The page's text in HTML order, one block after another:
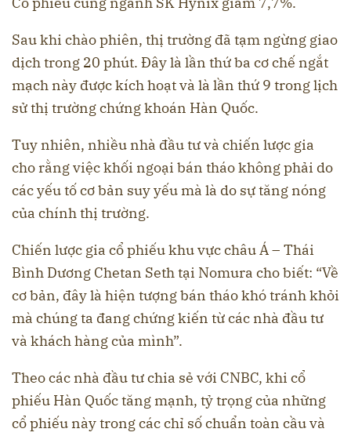
Sau khi chào phiên, thị trường đã tạm ngừng giao
dịch trong 20 phút. Đây là lần thứ ba cơ chế ngắt
mạch này được kích hoạt và là lần thứ 9 trong lịch
sử thị trường chứng khoán Hàn Quốc.
Tuy nhiên, nhiều nhà đầu tư và chiến lược gia
cho rằng việc khối ngoại bán tháo không phải do
các yếu tố cơ bản suy yếu mà là do sự tăng nóng
của chính thị trường.
Chiến lược gia cổ phiếu khu vực châu Á – Thái
Bình Dương Chetan Seth tại Nomura cho biết: “Về
cơ bản, đây là hiện tượng bán tháo khó tránh khỏi
mà chúng ta đang chứng kiến ​​từ các nhà đầu tư
và khách hàng của mình”.
Theo các nhà đầu tư chia sẻ với CNBC, khi cổ
phiếu Hàn Quốc tăng mạnh, tỷ trọng của những
cổ phiếu này trong các chỉ số chuẩn toàn cầu và